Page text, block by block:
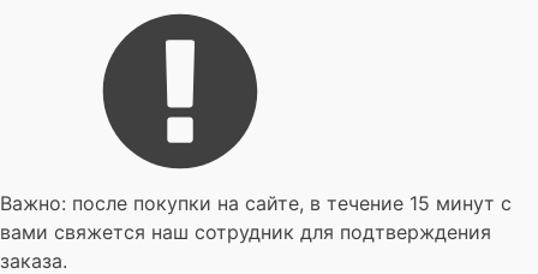
Важно: после покупки на сайте, в течение 15 минут с
вами свяжется наш сотрудник для подтверждения
заказа.